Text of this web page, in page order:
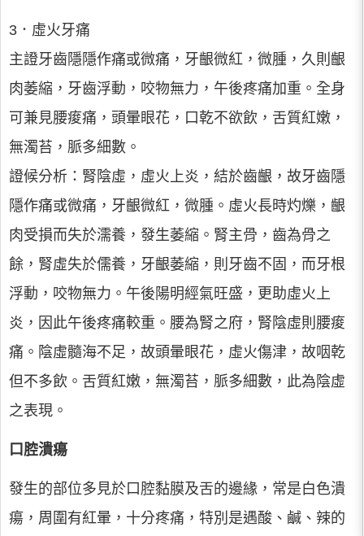
3．虛火牙痛
主證牙齒隱隱作痛或微痛，牙齦微紅，微腫，久則齦
肉萎縮，牙齒浮動，咬物無力，午後疼痛加重。全身
可兼見腰痠痛，頭暈眼花，口乾不欲飲，舌質紅嫩，
無濁苔，脈多細數。
證候分析：腎陰虛，虛火上炎，結於齒齦，故牙齒隱
隱作痛或微痛，牙齦微紅，微腫。虛火長時灼爍，齦
肉受損而失於濡養，發生萎縮。腎主骨，齒為骨之
餘，腎虛失於儒養，牙齦萎縮，則牙齒不固，而牙根
浮動，咬物無力。午後陽明經氣旺盛，更助虛火上
炎，因此午後疼痛較重。腰為腎之府，腎陰虛則腰痠
痛。陰虛髓海不足，故頭暈眼花，虛火傷津，故咽乾
但不多飲。舌質紅嫩，無濁苔，脈多細數，此為陰虛
之表現。
口腔潰瘍
發生的部位多見於口腔黏膜及舌的邊緣，常是白色潰
瘍，周圍有紅暈，十分疼痛，特別是遇酸、鹹、辣的